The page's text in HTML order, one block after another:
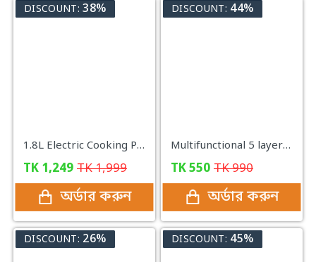
DISCOUNT: 38%
1.8L Electric Cooking Pot Stainless Steel Mini Rice Cooker| 600Watt
TK 1,249 TK1,999
অর্ডার করুন
DISCOUNT: 44%
Multifunctional 5 layer Food Safety Cover
TK550 TK990
অর্ডার করুন
DISCOUNT: 26% DISCOUNT: 45%